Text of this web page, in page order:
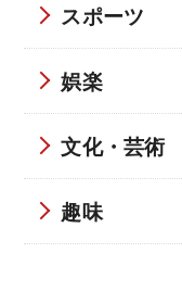
スポーツ
娯楽
文化・芸術
趣味